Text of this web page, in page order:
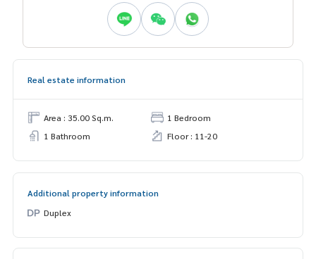
Real estate information
Area : 35.00 Sq.m.
1 Bedroom
1 Bathroom
Floor : 11-20
Additional property information
Duplex